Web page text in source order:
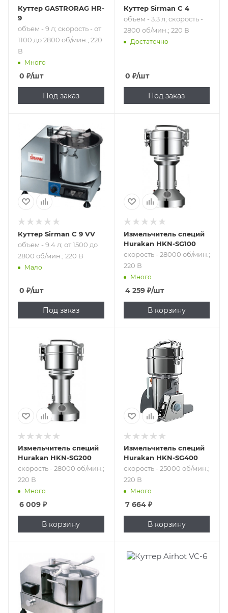
Куттер GASTRORAG HR-
9
объем - 9 л; скорость - от
1100 до 2800 об/мин.; 220
В
Много
0 ₽/шт
Под заказ
Куттер Sirman C 4
объем - 3.3 л; скорость -
2800 об/мин.; 220 В
Достаточно
0 ₽/шт
Под заказ
Подпись к товару
объем - 9.4 л; от
1500 до 2800 об/
мин.; 220 В
Куттер Sirman C 9 VV
объем - 9.4 л; от 1500 до
2800 об/мин.; 220 В
Мало
0 ₽/шт
Под заказ
Подпись к товару
скорость - 28000
об/мин.; 220 В
Измельчитель специй
Hurakan HKN-SG100
скорость - 28000 об/мин.;
220 В
Много
4 259₽/шт
В корзину
Подпись к товару
скорость - 28000
об/мин.; 220 В
Измельчитель специй
Hurakan HKN-SG200
скорость - 28000 об/мин.;
220 В
Много
6 009 ₽
В корзину
Подпись к товару
скорость - 25000
об/мин.; 220 В
Измельчитель специй
Hurakan HKN-SG400
скорость - 25000 об/мин.;
220 В
Много
7 664₽
В корзину
объем - 6 л; от
1000 до 2500 об/
мин.; 220 В
Подпись к товару